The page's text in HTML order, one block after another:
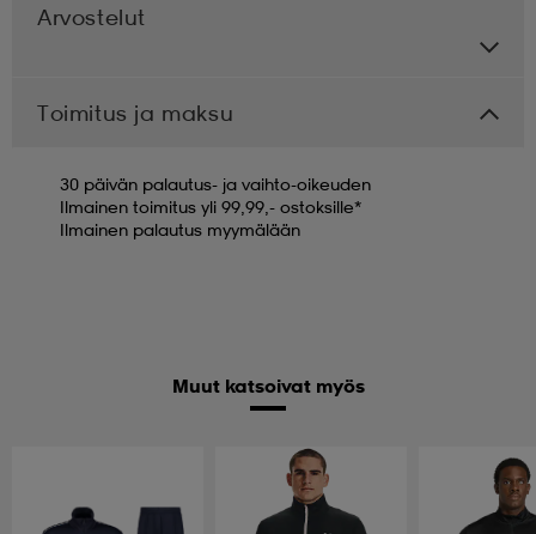
Arvostelut
Toimitus ja maksu
30 päivän palautus- ja vaihto-oikeuden
Ilmainen toimitus yli 99,99,- ostoksille*
Ilmainen palautus myymälään
Muut katsoivat myös